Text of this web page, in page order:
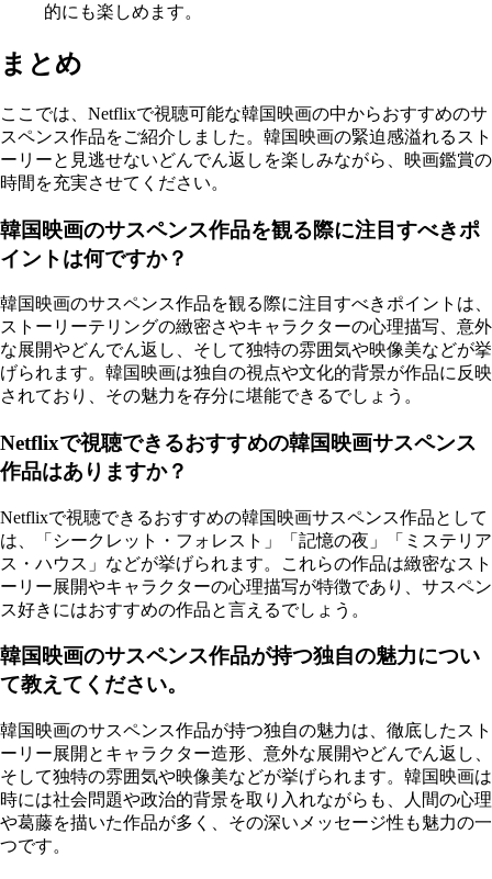
的にも楽しめます。
まとめ
ここでは、Netflixで視聴可能な韓国映画の中からおすすめのサ
スペンス作品をご紹介しました。韓国映画の緊迫感溢れるスト
ーリーと見逃せないどんでん返しを楽しみながら、映画鑑賞の
時間を充実させてください。
韓国映画のサスペンス作品を観る際に注目すべきポ
イントは何ですか？
韓国映画のサスペンス作品を観る際に注目すべきポイントは、
ストーリーテリングの緻密さやキャラクターの心理描写、意外
な展開やどんでん返し、そして独特の雰囲気や映像美などが挙
げられます。韓国映画は独自の視点や文化的背景が作品に反映
されており、その魅力を存分に堪能できるでしょう。
Netflixで視聴できるおすすめの韓国映画サスペンス
作品はありますか？
Netflixで視聴できるおすすめの韓国映画サスペンス作品として
は、「シークレット・フォレスト」「記憶の夜」「ミステリア
ス・ハウス」などが挙げられます。これらの作品は緻密なスト
ーリー展開やキャラクターの心理描写が特徴であり、サスペン
ス好きにはおすすめの作品と言えるでしょう。
韓国映画のサスペンス作品が持つ独自の魅力につい
て教えてください。
韓国映画のサスペンス作品が持つ独自の魅力は、徹底したスト
ーリー展開とキャラクター造形、意外な展開やどんでん返し、
そして独特の雰囲気や映像美などが挙げられます。韓国映画は
時には社会問題や政治的背景を取り入れながらも、人間の心理
や葛藤を描いた作品が多く、その深いメッセージ性も魅力の一
つです。